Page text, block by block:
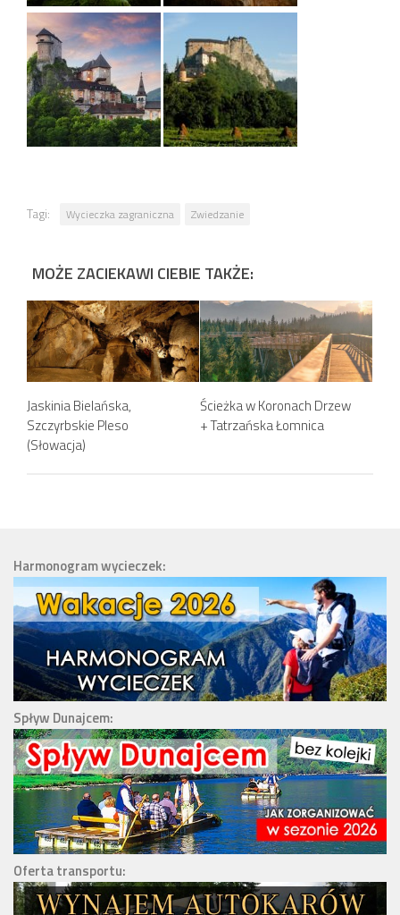
Tagi: Wycieczka zagraniczna Zwiedzanie
MOŻE ZACIEKAWI CIEBIE TAKŻE:
Jaskinia Bielańska,
Szczyrbskie Pleso
(Słowacja)
Ścieżka w Koronach Drzew
+ Tatrzańska Łomnica
Harmonogram wycieczek:
Spływ Dunajcem:
Oferta transportu: